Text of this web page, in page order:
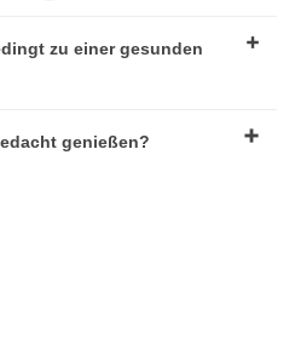
zu einer gesunden
genießen?